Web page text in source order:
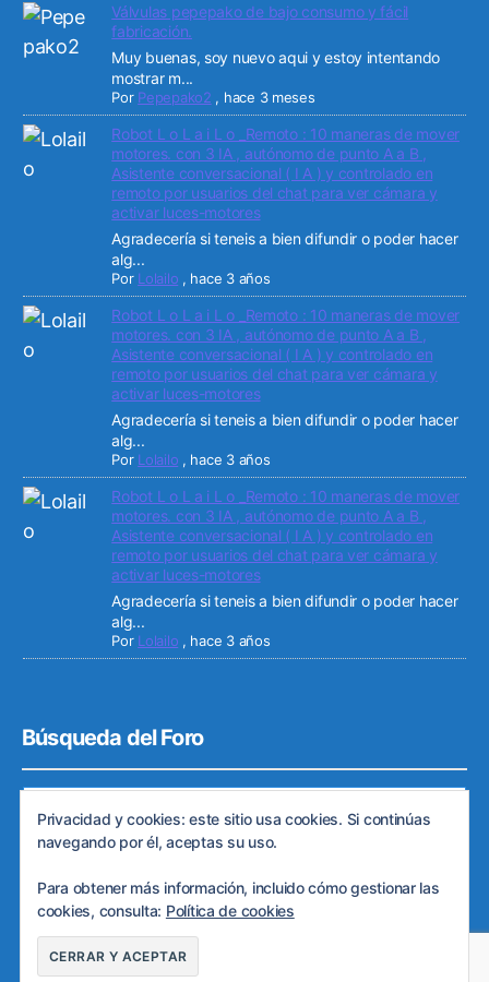
Válvulas pepepako de bajo consumo y fácil
fabricación.
Muy buenas, soy nuevo aqui y estoy intentando
mostrar m...
Por Pepepako2 , hace 3 meses
Robot L o L a i L o _Remoto : 10 maneras de mover
motores. con 3 IA , autónomo de punto A a B ,
Asistente conversacional ( I A ) y controlado en
remoto por usuarios del chat para ver cámara y
activar luces-motores
Agradecería si teneis a bien difundir o poder hacer
alg...
Por Lolailo , hace 3 años
Robot L o L a i L o _Remoto : 10 maneras de mover
motores. con 3 IA , autónomo de punto A a B ,
Asistente conversacional ( I A ) y controlado en
remoto por usuarios del chat para ver cámara y
activar luces-motores
Agradecería si teneis a bien difundir o poder hacer
alg...
Por Lolailo , hace 3 años
Robot L o L a i L o _Remoto : 10 maneras de mover
motores. con 3 IA , autónomo de punto A a B ,
Asistente conversacional ( I A ) y controlado en
remoto por usuarios del chat para ver cámara y
activar luces-motores
Agradecería si teneis a bien difundir o poder hacer
alg...
Por Lolailo , hace 3 años
Búsqueda del Foro
Política de privacidad
Privacidad y cookies: este sitio usa cookies. Si continúas
navegando por él, aceptas su uso.
Para obtener más información, incluido cómo gestionar las
cookies, consulta: Política de cookies